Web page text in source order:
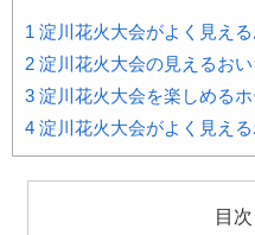
1 淀川花火大会がよく見え
2 淀川花火大会の見えるお
3 淀川花火大会を楽しめる
4 淀川花火大会がよく見え
目次